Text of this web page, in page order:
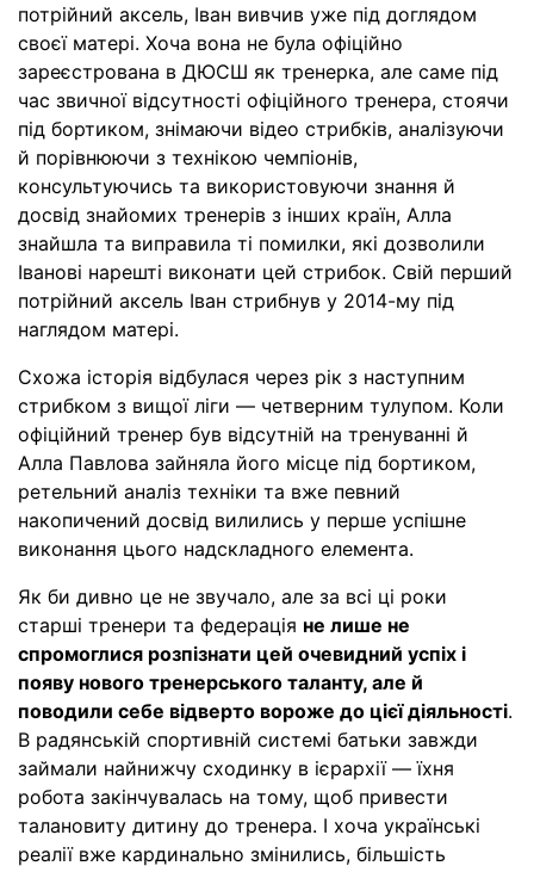
потрійний аксель, Іван вивчив уже під доглядом
своєї матері. Хоча вона не була офіційно
зареєстрована в ДЮСШ як тренерка, але саме під
час звичної відсутності офіційного тренера, стоячи
під бортиком, знімаючи відео стрибків, аналізуючи
й порівнюючи з технікою чемпіонів,
консультуючись та використовуючи знання й
досвід знайомих тренерів з інших країн, Алла
знайшла та виправила ті помилки, які дозволили
Іванові нарешті виконати цей стрибок. Свій перший
потрійний аксель Іван стрибнув у 2014-му під
наглядом матері.
Схожа історія відбулася через рік з наступним
стрибком з вищої ліги — четверним тулупом. Коли
офіційний тренер був відсутній на тренуванні й
Алла Павлова зайняла його місце під бортиком,
ретельний аналіз техніки та вже певний
накопичений досвід вилились у перше успішне
виконання цього надскладного елемента.
Як би дивно це не звучало, але за всі ці роки
старші тренери та федерація не лише не
спромоглися розпізнати цей очевидний успіх і
появу нового тренерського таланту, але й
поводили себе відверто вороже до цієї діяльності.
В радянській спортивній системі батьки завжди
займали найнижчу сходинку в ієрархії — їхня
робота закінчувалась на тому, щоб привести
талановиту дитину до тренера. І хоча українські
реалії вже кардинально змінились, більшість